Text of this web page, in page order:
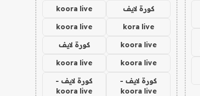
كورة لايف koora live
kora live
koora live
koora live كورة لايف
koora live
koora live
كورة لايف -
koora live
كورة لايف -
koora live